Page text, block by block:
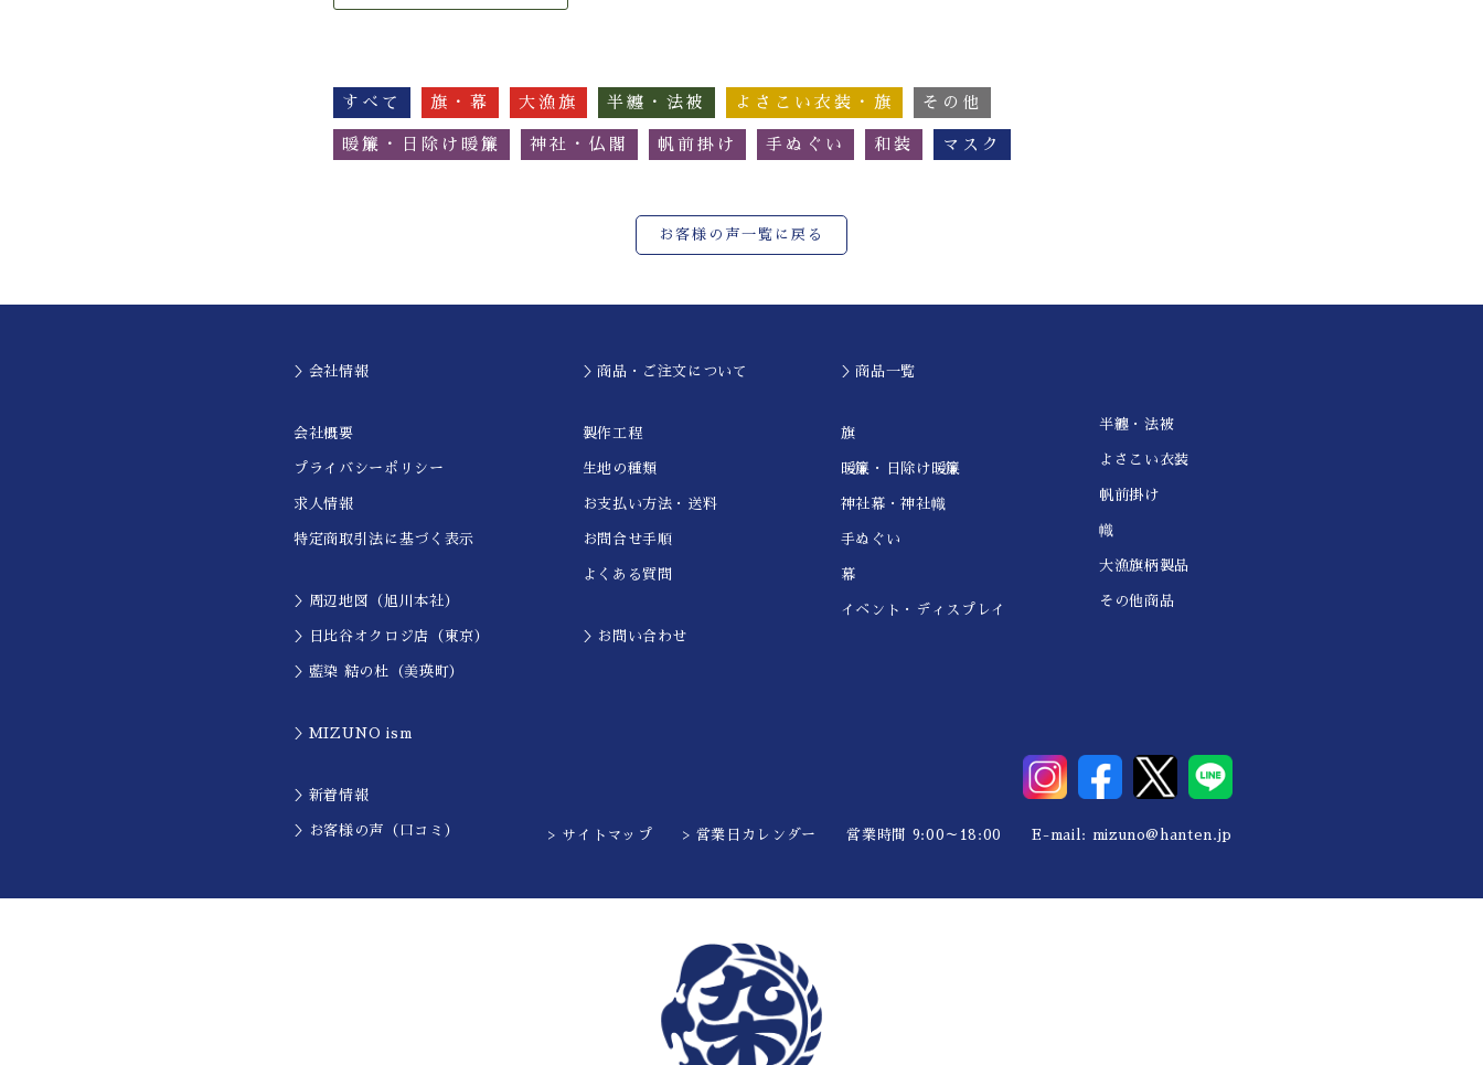
すべて 旗・幕 大漁旗 半纏・法被 よさこい衣装・旗 その他
暖簾・日除け暖簾 神社・仏閣 帆前掛け 手ぬぐい 和装 マスク
お客様の声一覧に戻る
＞会社情報
会社概要
プライバシーポリシー
求人情報
特定商取引法に基づく表示
＞周辺地図（旭川本社）
＞日比谷オクロジ店（東京）
＞藍染 結の杜（美瑛町）
＞MIZUNO ism
＞新着情報
＞お客様の声（口コミ）
＞商品・ご注文について
製作工程
生地の種類
お支払い方法・送料
お問合せ手順
よくある質問
＞お問い合わせ
＞商品一覧
旗
暖簾・日除け暖簾
神社幕・神社幟
手ぬぐい
幕
イベント・ディスプレイ
半纏・法被
よさこい衣装
帆前掛け
幟
大漁旗柄製品
その他商品
> サイトマップ > 営業日カレンダー 営業時間 9:00～18:00 E-mail: mizuno@hanten.jp